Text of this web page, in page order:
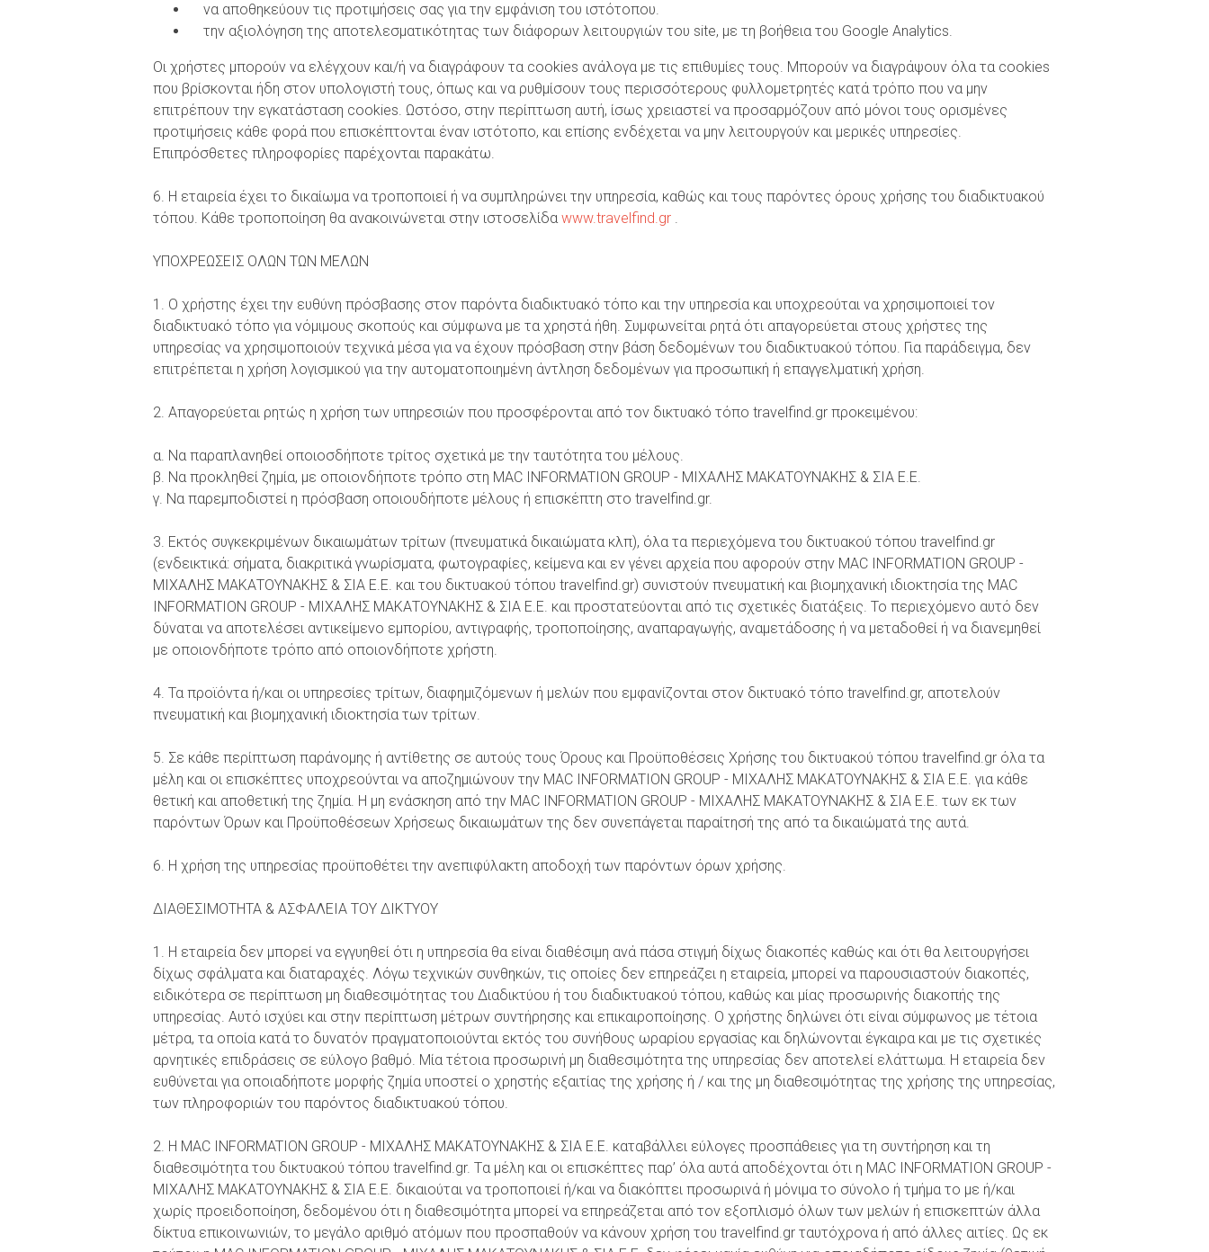
να αποθηκεύουν τις προτιμήσεις σας για την εμφάνιση του ιστότοπου.
την αξιολόγηση της αποτελεσματικότητας των διάφορων λειτουργιών του site, με τη βοήθεια του Google Analytics.
Οι χρήστες μπορούν να ελέγχουν και/ή να διαγράφουν τα cookies ανάλογα με τις επιθυμίες τους. Μπορούν να διαγράψουν όλα τα cookies
που βρίσκονται ήδη στον υπολογιστή τους, όπως και να ρυθμίσουν τους περισσότερους φυλλομετρητές κατά τρόπο που να μην
επιτρέπουν την εγκατάσταση cookies. Ωστόσο, στην περίπτωση αυτή, ίσως χρειαστεί να προσαρμόζουν από μόνοι τους ορισμένες
προτιμήσεις κάθε φορά που επισκέπτονται έναν ιστότοπο, και επίσης ενδέχεται να μην λειτουργούν και μερικές υπηρεσίες.
Επιπρόσθετες πληροφορίες παρέχονται παρακάτω.
6. Η εταιρεία έχει το δικαίωμα να τροποποιεί ή να συμπληρώνει την υπηρεσία, καθώς και τους παρόντες όρους χρήσης του διαδικτυακού
τόπου. Κάθε τροποποίηση θα ανακοινώνεται στην ιστοσελίδαwww.travelfind.gr .
ΥΠΟΧΡΕΩΣΕΙΣ ΟΛΩΝ ΤΩΝ ΜΕΛΩΝ
1. Ο χρήστης έχει την ευθύνη πρόσβασης στον παρόντα διαδικτυακό τόπο και την υπηρεσία και υποχρεούται να χρησιμοποιεί τον
διαδικτυακό τόπο για νόμιμους σκοπούς και σύμφωνα με τα χρηστά ήθη. Συμφωνείται ρητά ότι απαγορεύεται στους χρήστες της
υπηρεσίας να χρησιμοποιούν τεχνικά μέσα για να έχουν πρόσβαση στην βάση δεδομένων του διαδικτυακού τόπου. Για παράδειγμα, δεν
επιτρέπεται η χρήση λογισμικού για την αυτοματοποιημένη άντληση δεδομένων για προσωπική ή επαγγελματική χρήση.
2. Απαγορεύεται ρητώς η χρήση των υπηρεσιών που προσφέρονται από τον δικτυακό τόπο travelfind.gr προκειμένου:
α. Να παραπλανηθεί οποιοσδήποτε τρίτος σχετικά με την ταυτότητα του μέλους.
β. Να προκληθεί ζημία, με οποιονδήποτε τρόπο στη MAC INFORMATION GROUP - ΜΙΧΑΛΗΣ ΜΑΚΑΤΟΥΝΑΚΗΣ & ΣΙΑ Ε.Ε.
γ. Να παρεμποδιστεί η πρόσβαση οποιουδήποτε μέλους ή επισκέπτη στο travelfind.gr.
3. Eκτός συγκεκριμένων δικαιωμάτων τρίτων (πνευματικά δικαιώματα κλπ), όλα τα περιεχόμενα του δικτυακού τόπου travelfind.gr
(ενδεικτικά: σήματα, διακριτικά γνωρίσματα, φωτογραφίες, κείμενα και εν γένει αρχεία που αφορούν στην MAC INFORMATION GROUP -
ΜΙΧΑΛΗΣ ΜΑΚΑΤΟΥΝΑΚΗΣ & ΣΙΑ Ε.Ε. και του δικτυακού τόπου travelfind.gr) συνιστούν πνευματική και βιομηχανική ιδιοκτησία της MAC
INFORMATION GROUP - ΜΙΧΑΛΗΣ ΜΑΚΑΤΟΥΝΑΚΗΣ & ΣΙΑ Ε.Ε. και προστατεύονται από τις σχετικές διατάξεις. Το περιεχόμενο αυτό δεν
δύναται να αποτελέσει αντικείμενο εμπορίου, αντιγραφής, τροποποίησης, αναπαραγωγής, αναμετάδοσης ή να μεταδοθεί ή να διανεμηθεί
με οποιονδήποτε τρόπο από οποιονδήποτε χρήστη.
4. Τα προϊόντα ή/και οι υπηρεσίες τρίτων, διαφημιζόμενων ή μελών που εμφανίζονται στον δικτυακό τόπο travelfind.gr, αποτελούν
πνευματική και βιομηχανική ιδιοκτησία των τρίτων.
5. Σε κάθε περίπτωση παράνομης ή αντίθετης σε αυτούς τους Όρους και Προϋποθέσεις Χρήσης του δικτυακού τόπου travelfind.gr όλα τα
μέλη και οι επισκέπτες υποχρεούνται να αποζημιώνουν την MAC INFORMATION GROUP - ΜΙΧΑΛΗΣ ΜΑΚΑΤΟΥΝΑΚΗΣ & ΣΙΑ Ε.Ε. για κάθε
θετική και αποθετική της ζημία. Η μη ενάσκηση από την MAC INFORMATION GROUP - ΜΙΧΑΛΗΣ ΜΑΚΑΤΟΥΝΑΚΗΣ & ΣΙΑ Ε.Ε. των εκ των
παρόντων Όρων και Προϋποθέσεων Χρήσεως δικαιωμάτων της δεν συνεπάγεται παραίτησή της από τα δικαιώματά της αυτά.
6. Η χρήση της υπηρεσίας προϋποθέτει την ανεπιφύλακτη αποδοχή των παρόντων όρων χρήσης.
ΔΙΑΘΕΣΙΜΟΤΗΤΑ & ΑΣΦΑΛΕΙΑ ΤΟΥ ΔΙΚΤΥΟΥ
1. Η εταιρεία δεν μπορεί να εγγυηθεί ότι η υπηρεσία θα είναι διαθέσιμη ανά πάσα στιγμή δίχως διακοπές καθώς και ότι θα λειτουργήσει
δίχως σφάλματα και διαταραχές. Λόγω τεχνικών συνθηκών, τις οποίες δεν επηρεάζει η εταιρεία, μπορεί να παρουσιαστούν διακοπές,
ειδικότερα σε περίπτωση μη διαθεσιμότητας του Διαδικτύου ή του διαδικτυακού τόπου, καθώς και μίας προσωρινής διακοπής της
υπηρεσίας. Αυτό ισχύει και στην περίπτωση μέτρων συντήρησης και επικαιροποίησης. Ο χρήστης δηλώνει ότι είναι σύμφωνος με τέτοια
μέτρα, τα οποία κατά το δυνατόν πραγματοποιούνται εκτός του συνήθους ωραρίου εργασίας και δηλώνονται έγκαιρα και με τις σχετικές
αρνητικές επιδράσεις σε εύλογο βαθμό. Μία τέτοια προσωρινή μη διαθεσιμότητα της υπηρεσίας δεν αποτελεί ελάττωμα. Η εταιρεία δεν
ευθύνεται για οποιαδήποτε μορφής ζημία υποστεί ο χρηστής εξαιτίας της χρήσης ή / και της μη διαθεσιμότητας της χρήσης της υπηρεσίας,
των πληροφοριών του παρόντος διαδικτυακού τόπου.
2. Η MAC INFORMATION GROUP - ΜΙΧΑΛΗΣ ΜΑΚΑΤΟΥΝΑΚΗΣ & ΣΙΑ Ε.Ε. καταβάλλει εύλογες προσπάθειες για τη συντήρηση και τη
διαθεσιμότητα του δικτυακού τόπου travelfind.gr. Tα μέλη και οι επισκέπτες παρ’ όλα αυτά αποδέχονται ότι η MAC INFORMATION GROUP -
ΜΙΧΑΛΗΣ ΜΑΚΑΤΟΥΝΑΚΗΣ & ΣΙΑ Ε.Ε. δικαιούται να τροποποιεί ή/και να διακόπτει προσωρινά ή μόνιμα το σύνολο ή τμήμα το με ή/και
χωρίς προειδοποίηση, δεδομένου ότι η διαθεσιμότητα μπορεί να επηρεάζεται από τον εξοπλισμό όλων των μελών ή επισκεπτών άλλα
δίκτυα επικοινωνιών, το μεγάλο αριθμό ατόμων που προσπαθούν να κάνουν χρήση του travelfind.gr ταυτόχρονα ή από άλλες αιτίες. Ως εκ